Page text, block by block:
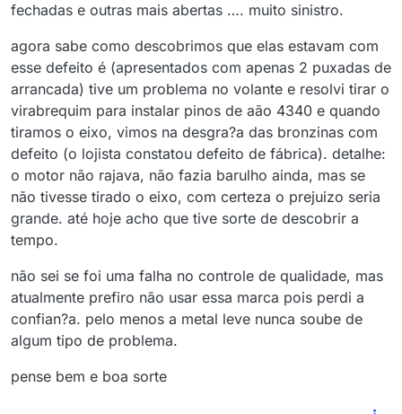
fechadas e outras mais abertas …. muito sinistro.
agora sabe como descobrimos que elas estavam com
esse defeito é (apresentados com apenas 2 puxadas de
arrancada) tive um problema no volante e resolvi tirar o
virabrequim para instalar pinos de aão 4340 e quando
tiramos o eixo, vimos na desgra?a das bronzinas com
defeito (o lojista constatou defeito de fábrica). detalhe:
o motor não rajava, não fazia barulho ainda, mas se
não tivesse tirado o eixo, com certeza o prejuizo seria
grande. até hoje acho que tive sorte de descobrir a
tempo.
não sei se foi uma falha no controle de qualidade, mas
atualmente prefiro não usar essa marca pois perdi a
confian?a. pelo menos a metal leve nunca soube de
algum tipo de problema.
pense bem e boa sorte